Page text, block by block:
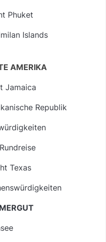
Phuket
Islands
AMERIKA
Jamaica
Republik
Texas